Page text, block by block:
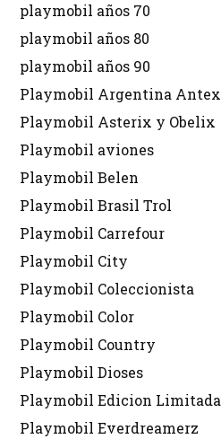
playmobil años 70
playmobil años 80
playmobil años 90
Playmobil Argentina Antex
Playmobil Asterix y Obelix
Playmobil aviones
Playmobil Belen
Playmobil Brasil Trol
Playmobil Carrefour
Playmobil City
Playmobil Coleccionista
Playmobil Color
Playmobil Country
Playmobil Dioses
Playmobil Edicion Limitada
Playmobil Everdreamerz